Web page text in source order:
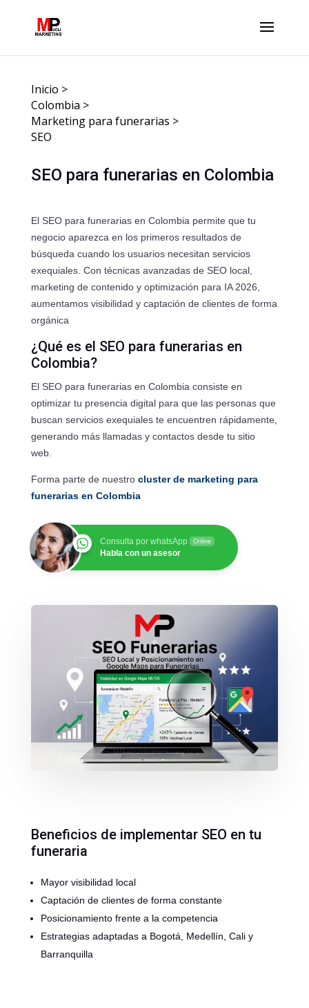
Inicio >
Colombia >
Marketing para funerarias >
SEO
SEO para funerarias en Colombia
El SEO para funerarias en Colombia permite que tu
negocio aparezca en los primeros resultados de
búsqueda cuando los usuarios necesitan servicios
exequiales. Con técnicas avanzadas de SEO local,
marketing de contenido y optimización para IA 2026,
aumentamos visibilidad y captación de clientes de forma
orgánica
¿Qué es el SEO para funerarias en
Colombia?
El SEO para funerarias en Colombia consiste en
optimizar tu presencia digital para que las personas que
buscan servicios exequiales te encuentren rápidamente,
generando más llamadas y contactos desde tu sitio
web.
Forma parte de nuestro cluster de marketing para
funerarias en Colombia
Consulta por whatsApp Online
Habla con un asesor
Beneficios de implementar SEO en tu
funeraria
Mayor visibilidad local
Captación de clientes de forma constante
Posicionamiento frente a la competencia
Estrategias adaptadas a Bogotá, Medellín, Cali y
Barranquilla